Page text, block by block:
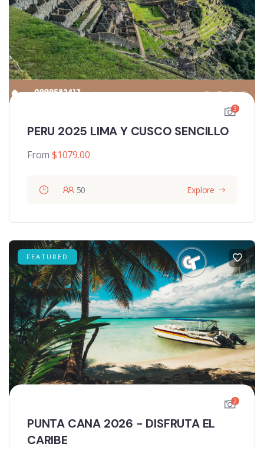
3
PERU 2025 LIMA Y CUSCO SENCILLO
From $1079.00
50 Explore
FEATURED
2
PUNTA CANA 2026 - DISFRUTA EL
CARIBE